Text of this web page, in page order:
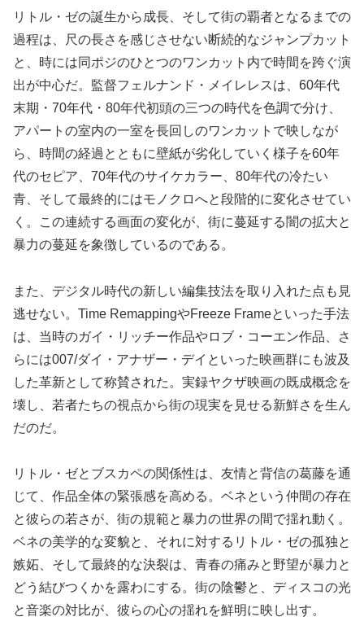
リトル・ゼの誕生から成長、そして街の覇者となるまでの
過程は、尺の長さを感じさせない断続的なジャンプカット
と、時には同ポジのひとつのワンカット内で時間を跨ぐ演
出が中心だ。監督フェルナンド・メイレレスは、60年代
末期・70年代・80年代初頭の三つの時代を色調で分け、
アパートの室内の一室を長回しのワンカットで映しなが
ら、時間の経過とともに壁紙が劣化していく様子を60年
代のセピア、70年代のサイケカラー、80年代の冷たい
青、そして最終的にはモノクロへと段階的に変化させてい
く。この連続する画面の変化が、街に蔓延する闇の拡大と
暴力の蔓延を象徴しているのである。
また、デジタル時代の新しい編集技法を取り入れた点も見
逃せない。Time RemappingやFreeze Frameといった手法
は、当時のガイ・リッチー作品やロブ・コーエン作品、さ
らには007/ダイ・アナザー・デイといった映画群にも波及
した革新として称賛された。実録ヤクザ映画の既成概念を
壊し、若者たちの視点から街の現実を見せる新鮮さを生ん
だのだ。
リトル・ゼとブスカペの関係性は、友情と背信の葛藤を通
じて、作品全体の緊張感を高める。ベネという仲間の存在
と彼らの若さが、街の規範と暴力の世界の間で揺れ動く。
ベネの美学的な変貌と、それに対するリトル・ゼの孤独と
嫉妬、そして最終的な決裂は、青春の痛みと野望が暴力と
どう結びつくかを露わにする。街の陰鬱と、ディスコの光
と音楽の対比が、彼らの心の揺れを鮮明に映し出す。